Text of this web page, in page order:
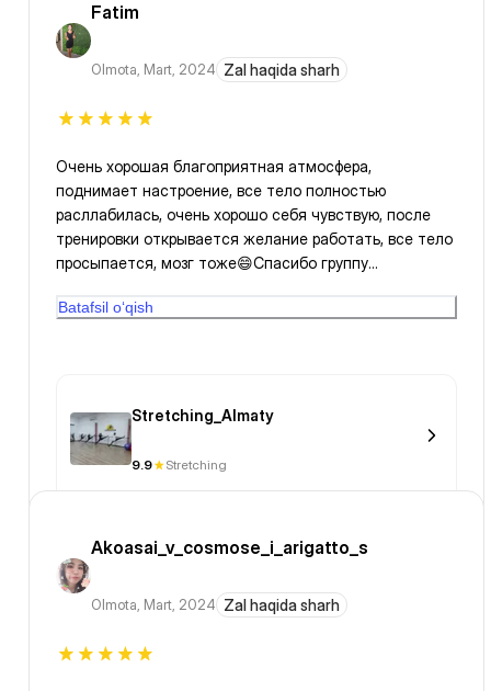
Fatim
Olmota, Mart, 2024 Zal haqida sharh
Очень хорошая благоприятная атмосфера,
поднимает настроение, все тело полностью
расллабилась, очень хорошо себя чувствую, после
тренировки открывается желание работать, все тело
просыпается, мозг тоже😄Спасибо группу
Казахстане
Batafsil o‘qish
Stretching_Almaty
9.9 Stretching
Akoasai_v_cosmose_i_arigatto_s
Olmota, Mart, 2024 Zal haqida sharh